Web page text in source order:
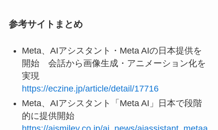
参考サイトまとめ
Meta、AIアシスタント・Meta AIの日本提供を
開始 会話から画像生成・アニメーション化を
実現
https://eczine.jp/article/detail/17716
Meta、AIアシスタント「Meta AI」日本で段階
的に提供開始